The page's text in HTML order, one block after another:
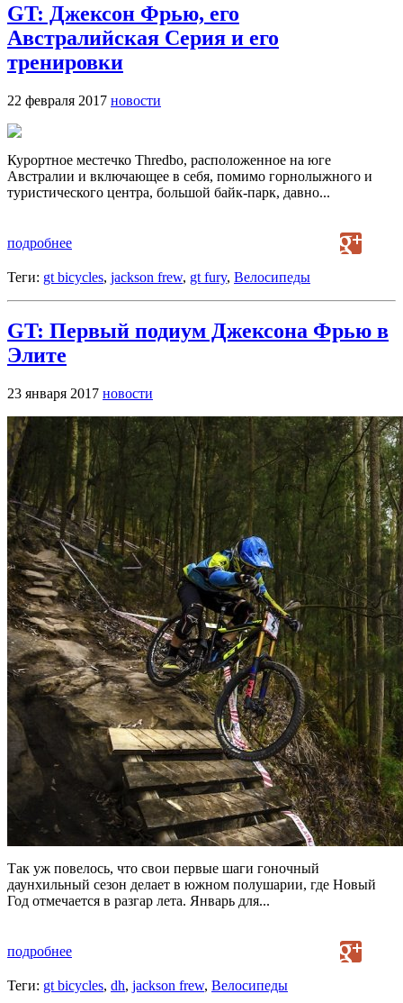
GT: Джексон Фрью, его
Австралийская Серия и его
тренировки
22 февраля 2017 новости
Курортное местечко Thredbo, расположенное на юге
Австралии и включающее в себя, помимо горнолыжного и
туристического центра, большой байк-парк, давно...
подробнее
Теги: gt bicycles, jackson frew, gt fury, Велосипеды
GT: Первый подиум Джексона Фрью в
Элите
23 января 2017 новости
Так уж повелось, что свои первые шаги гоночный
даунхильный сезон делает в южном полушарии, где Новый
Год отмечается в разгар лета. Январь для...
подробнее
Теги: gt bicycles, dh, jackson frew, Велосипеды